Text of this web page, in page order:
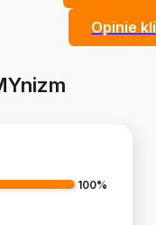
Opinie
100%